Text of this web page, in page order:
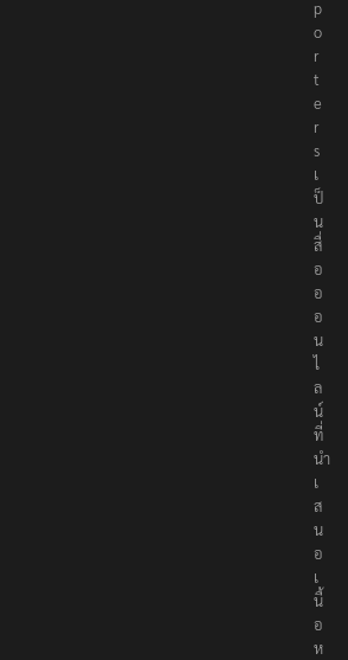
p
o
r
t
e
r
s
เ
ป็
น
สื่
อ
อ
อ
น
ไ
ล
น์
ที่
นำ
เ
ส
น
อ
เ
นื้
อ
ห